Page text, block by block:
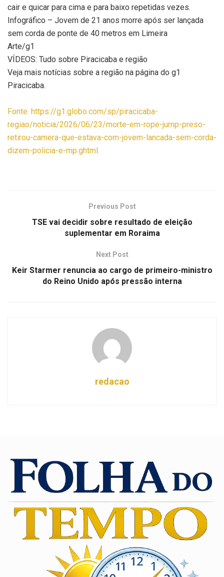
cair e quicar para cima e para baixo repetidas vezes.
Infográfico – Jovem de 21 anos morre após ser lançada
sem corda de ponte de 40 metros em Limeira
Arte/g1
VÍDEOS: Tudo sobre Piracicaba e região
Veja mais notícias sobre a região na página do g1
Piracicaba.
Fonte: https://g1.globo.com/sp/piracicaba-
regiao/noticia/2026/06/23/morte-em-rope-jump-preso-
retirou-camera-que-estava-com-jovem-lancada-sem-corda-
dizem-policia-e-mp.ghtml
Previous Post
TSE vai decidir sobre resultado de eleição
suplementar em Roraima
Next Post
Keir Starmer renuncia ao cargo de primeiro-ministro
do Reino Unido após pressão interna
redacao